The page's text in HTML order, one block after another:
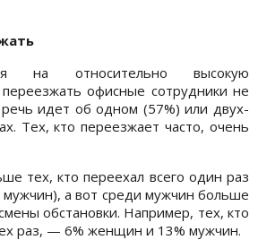
на относительно высокую
офисные сотрудники не
идет об одном (57%) или двух-
Тех, кто переезжает часто, очень
тех, кто переехал всего один раз
а вот среди мужчин больше
обстановки. Например, тех, кто
раз, — 6% женщин и 13% мужчин.